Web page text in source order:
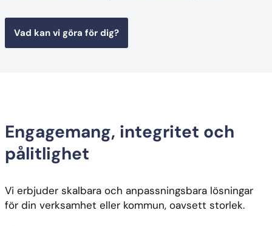
Vad kan vi göra för dig?
Engagemang, integritet och
pålitlighet
Vi erbjuder skalbara och anpassningsbara lösningar
för din verksamhet eller kommun, oavsett storlek.